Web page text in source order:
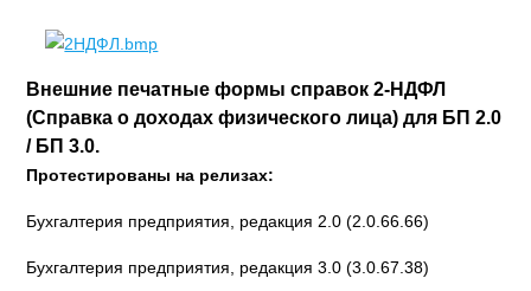
Внешние печатные формы справок 2-НДФЛ
(Справка о доходах физического лица) для БП 2.0
/ БП 3.0.
Протестированы на релизах:
Бухгалтерия предприятия, редакция 2.0 (2.0.66.66)
Бухгалтерия предприятия, редакция 3.0 (3.0.67.38)